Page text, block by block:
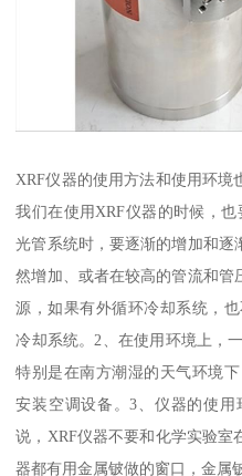
XRF仪器的使用方法和使用环境
我们在使用XRF仪器的时候，
光管系统时，要逐渐的增加和
然增加、或者在较高的管流和
源，如果有外循环冷却系统，
冷却系统。2、在使用环境上，
特别是在南方潮湿的天气环境
安装空调设备。3、仪器的使
说，XRF仪器不要和化学实验
器都有用金属铍做的窗口，金属